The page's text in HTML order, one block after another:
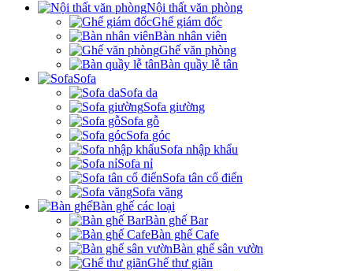
Nội thất văn phòng
Ghế giám đốc
Bàn nhân viên
Ghế văn phòng
Bàn quầy lễ tân
Sofa
Sofa da
Sofa giường
Sofa gỗ
Sofa góc
Sofa nhập khẩu
Sofa nỉ
Sofa tân cổ điển
Sofa văng
Bàn ghế các loại
Bàn ghế Bar
Bàn ghế Cafe
Bàn ghế sân vườn
Ghế thư giãn